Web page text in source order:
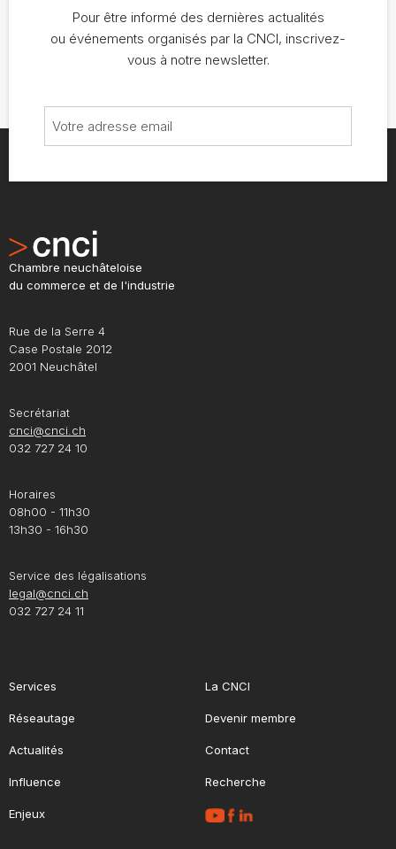
Pour être informé des dernières actualités
ou événements organisés par la CNCI, inscrivez-
vous à notre newsletter.
Chambre neuchâteloise
du commerce et de l'industrie
Rue de la Serre 4
Case Postale 2012
2001 Neuchâtel
Secrétariat
cnci@cnci.ch
032 727 24 10
Horaires
08h00 - 11h30
13h30 - 16h30
Service des légalisations
legal@cnci.ch
032 727 24 11
Services
Réseautage
Actualités
Influence
Enjeux
La CNCI
Devenir membre
Contact
Recherche